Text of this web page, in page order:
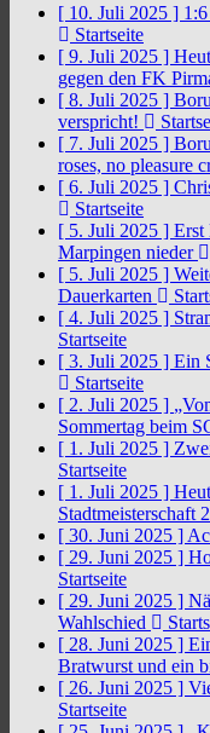
[ 10. Juli 2025 ]
Startseite
[ 9. Juli 2025 ]
gegen den FK
[ 8. Juli 2025 ]
verspricht!
[ 7. Juli 2025 ]
roses, no pleasure
[ 6. Juli 2025 ]
Startseite
[ 5. Juli 2025 ] Erst
Marpingen nieder
[ 5. Juli 2025 ]
Dauerkarten
[ 4. Juli 2025 ]
Startseite
[ 3. Juli 2025 ] Ein
Startseite
[ 2. Juli 2025 ]
Sommertag beim
[ 1. Juli 2025 ]
Startseite
[ 1. Juli 2025 ]
Stadtmeisterschaft
[ 30. Juni 2025 ]
[ 29. Juni 2025 ]
Startseite
[ 29. Juni 2025 ]
Wahlschied
[ 28. Juni 2025 ]
Bratwurst und ein
[ 26. Juni 2025 ]
Startseite